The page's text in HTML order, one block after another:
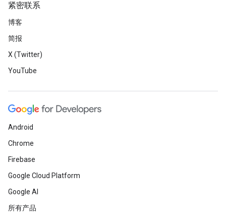
紧密联系
博客
简报
X (Twitter)
YouTube
Android
Chrome
Firebase
Google Cloud Platform
Google AI
所有产品